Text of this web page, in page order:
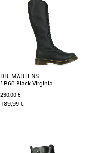
Bottes femme
Élégantes et confortables, ces baskets
vous accompagneront dans toutes vos
aventures. Elles sont [...]
DR. MARTENS
1B60 Black Virginia
230,00 €
189,99 €